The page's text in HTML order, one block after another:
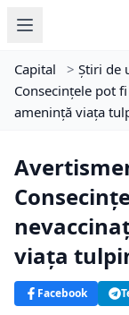
Capital > Știri de
Consecințele pot
amenință viața
viața
Facebook